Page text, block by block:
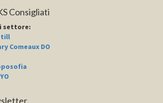
Consigliati
settore:
Comeaux DO